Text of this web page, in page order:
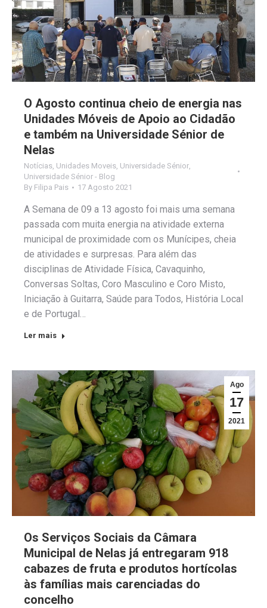
O Agosto continua cheio de energia nas
Unidades Móveis de Apoio ao Cidadão
e também na Universidade Sénior de
Nelas
Notícias Unidades Moveis Universidade Sénior
Universidade Sénior - Blog
By Filipa Pais 17 Agosto 2021
A Semana de 09 a 13 agosto foi mais uma semana
passada com muita energia na atividade externa
municipal de proximidade com os Munícipes, cheia
de atividades e surpresas. Para além das
disciplinas de Atividade Física, Cavaquinho,
Conversas Soltas, Coro Masculino e Coro Misto,
Iniciação à Guitarra, Saúde para Todos, História Local
e de Portugal…
Ler mais
Ago
17
2021
Os Serviços Sociais da Câmara
Municipal de Nelas já entregaram 918
cabazes de fruta e produtos hortícolas
às famílias mais carenciadas do
concelho